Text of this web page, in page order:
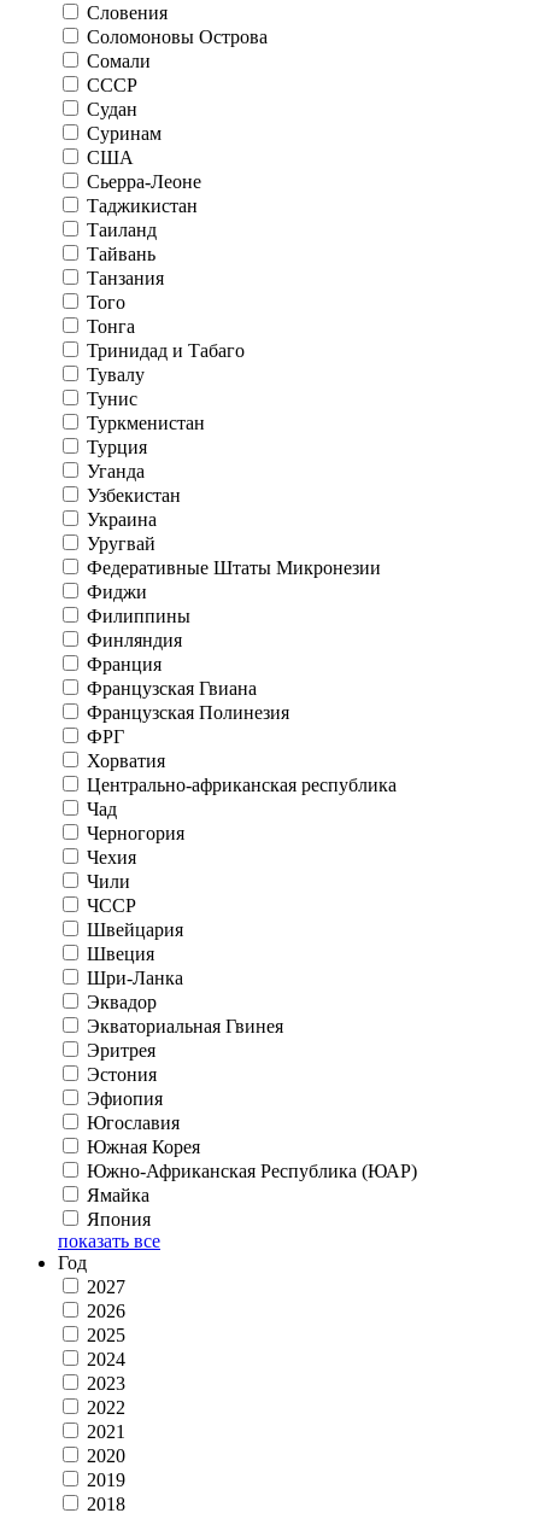
Словения
Соломоновы Острова
Сомали
СССР
Судан
Суринам
США
Сьерра-Леоне
Таджикистан
Таиланд
Тайвань
Танзания
Того
Тонга
Тринидад и Табаго
Тувалу
Тунис
Туркменистан
Турция
Уганда
Узбекистан
Украина
Уругвай
Федеративные Штаты Микронезии
Фиджи
Филиппины
Финляндия
Франция
Французская Гвиана
Французская Полинезия
ФРГ
Хорватия
Центрально-африканская республика
Чад
Черногория
Чехия
Чили
ЧССР
Швейцария
Швеция
Шри-Ланка
Эквадор
Экваториальная Гвинея
Эритрея
Эстония
Эфиопия
Югославия
Южная Корея
Южно-Африканская Республика (ЮАР)
Ямайка
Япония
показать все
Год
2027
2026
2025
2024
2023
2022
2021
2020
2019
2018